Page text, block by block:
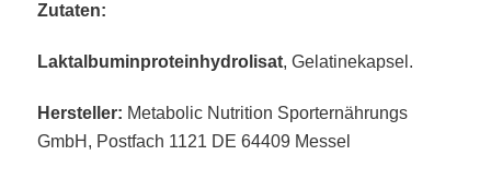
Zutaten:
Laktalbuminproteinhydrolisat, Gelatinekapsel.
Hersteller: Metabolic Nutrition Sporternährungs
GmbH, Postfach 1121 DE 64409 Messel